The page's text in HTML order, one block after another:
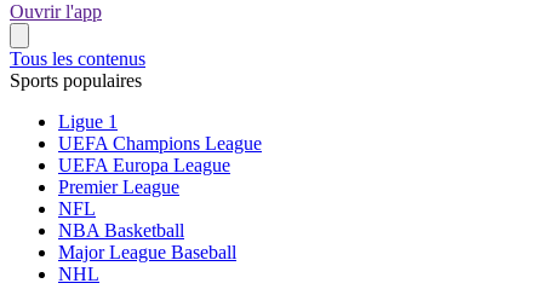
Ouvrir l'app
Tous les contenus
Sports populaires
Ligue 1
UEFA Champions League
UEFA Europa League
Premier League
NFL
NBA Basketball
Major League Baseball
NHL